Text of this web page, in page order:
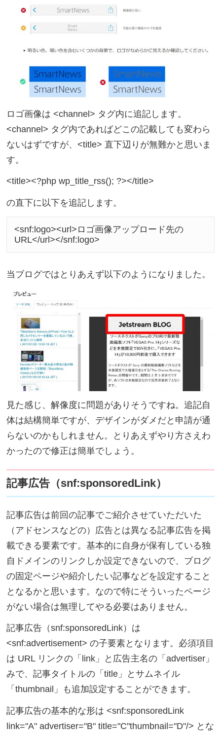
ロゴ画像は <channel> タグ内に追記します。
<channel> タグ内であればどこの記載しても変わら
ないはずですが、<title> 直下辺りが無難かと思いま
す。
<title><?php wp_title_rss(); ?></title>
の直下に以下を追記します。
<snf:logo><url>ロゴ画像アップロード先の
URL</url></snf:logo>
当ブログではとりあえず以下のようになりました。
見た感じ、解像度に問題がありそうですね。追記自
体は結構簡単ですが、デザインがダメだと申請が通
らないのかもしれません。とりあえずやり方さえわ
かったので修正は簡単でしょう。
記事広告（snf:sponsoredLink）
記事広告は前回の記事でご紹介させていただいた
（アドセンスなどの）広告とは異なる記事広告を掲
載できる要素です。基本的に自身が保有している独
自ドメインのリンクしか設定できないので、ブログ
の固定ページや紹介したい記事などを設定すること
となるかと思います。なので特にそういったページ
がない場合は無理してやる必要はありません。
記事広告（snf:sponsoredLink）は
<snf:advertisement> の子要素となります。必須項目
は URL リンクの「link」と広告主名の「advertiser」
みで、記事タイトルの「title」とサムネイル
「thumbnail」も追加設定することができます。
記事広告の基本的な形は <snf:sponsoredLink
link="A" advertiser="B" title="C"thumbnail="D"/> とな